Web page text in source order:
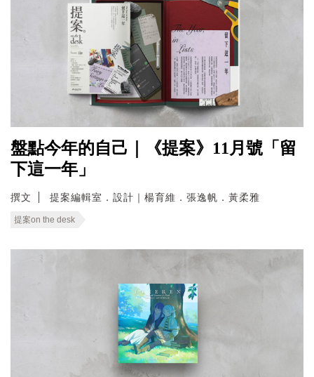
盤點今年的自己｜《提案》11月號「留
下這一年」
撰文 提案編輯室．設計｜楊育維．張逸帆．黃柔雅
提案on the desk